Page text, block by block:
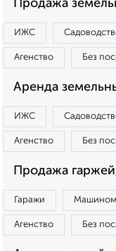
Продажа
ИЖС
Агенство Без
Аренда
ИЖС
Агенство Без
Продажа
Гаражи
Агенство Без